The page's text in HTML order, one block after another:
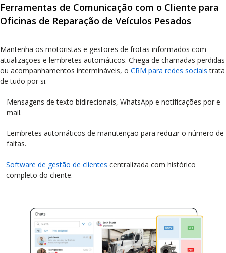
Ferramentas de Comunicação com o Cliente para
Oficinas de Reparação de Veículos Pesados
Mantenha os motoristas e gestores de frotas informados com
atualizações e lembretes automáticos. Chega de chamadas perdidas
ou acompanhamentos intermináveis, o CRM para redes sociais trata
de tudo por si.
Mensagens de texto bidirecionais, WhatsApp e notificações por e-
mail.
Lembretes automáticos de manutenção para reduzir o número de
faltas.
Software de gestão de clientes centralizada com histórico
completo do cliente.